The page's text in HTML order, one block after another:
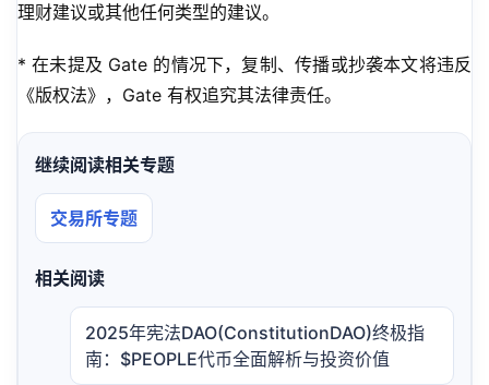
理财建议或其他任何类型的建议。
* 在未提及 Gate 的情况下，复制、传播或抄袭本文将违反
《版权法》，Gate 有权追究其法律责任。
继续阅读相关专题
交易所专题
相关阅读
2025年宪法DAO(ConstitutionDAO)终极指
南：$PEOPLE代币全面解析与投资价值